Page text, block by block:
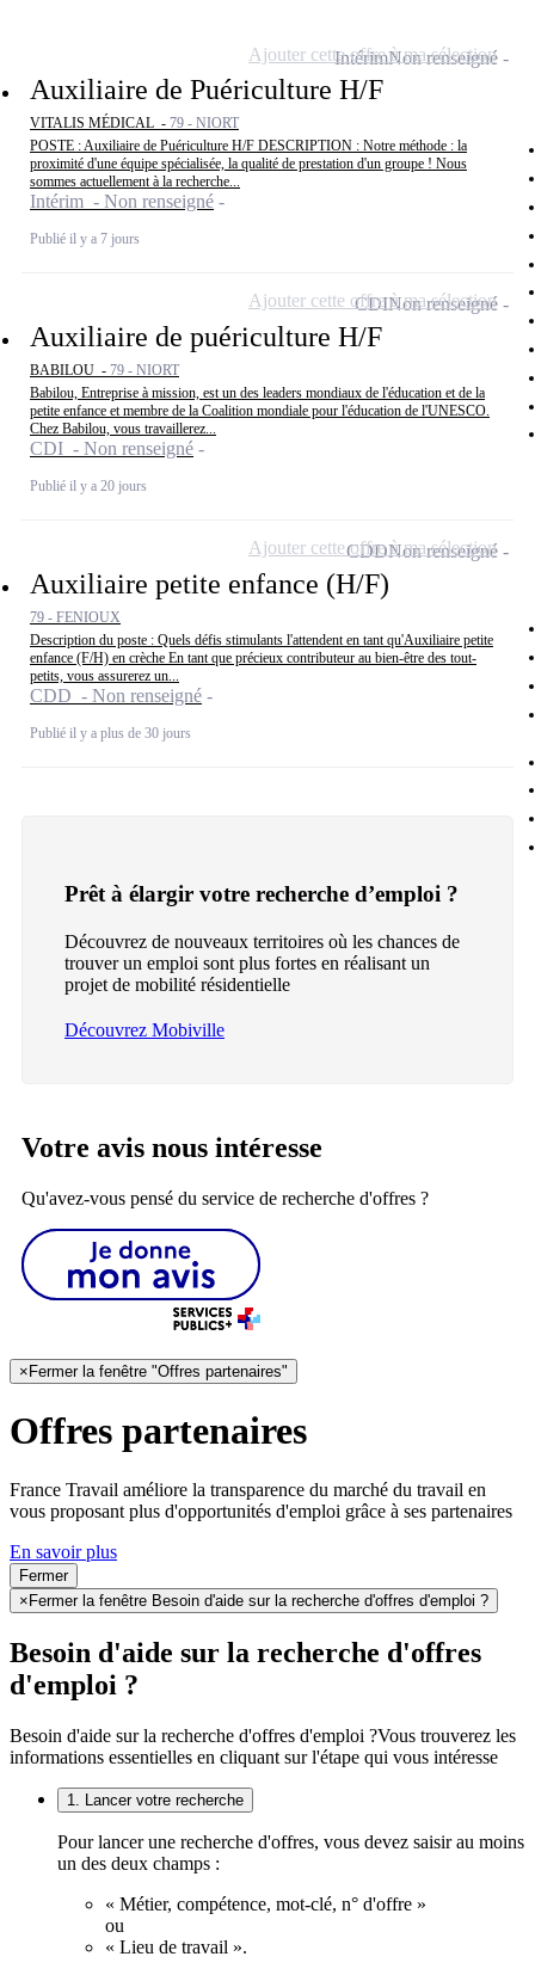
Auxiliaire de Puériculture H/F
VITALIS MÉDICAL - 79 - NIORT
POSTE : Auxiliaire de Puériculture H/F DESCRIPTION : Notre méthode : la
proximité d'une équipe spécialisée, la qualité de prestation d'un groupe ! Nous
sommes actuellement à la recherche...
Intérim - Non renseigné
Publié il y a 7 jours
IntérimNon renseigné
Ajouter cette offre à ma sélection
Auxiliaire de puériculture H/F
BABILOU - 79 - NIORT
Babilou, Entreprise à mission, est un des leaders mondiaux de l'éducation et de la
petite enfance et membre de la Coalition mondiale pour l'éducation de l'UNESCO.
Chez Babilou, vous travaillerez...
CDI - Non renseigné
Publié il y a 20 jours
CDINon renseigné
Ajouter cette offre à ma sélection
Auxiliaire petite enfance (H/F)
79 - FENIOUX
Description du poste : Quels défis stimulants l'attendent en tant qu'Auxiliaire petite
enfance (F/H) en crèche En tant que précieux contributeur au bien-être des tout-
petits, vous assurerez un...
CDD - Non renseigné
Publié il y a plus de 30 jours
CDDNon renseigné
Ajouter cette offre à ma sélection
Prêt à élargir votre recherche d’emploi ?
Découvrez de nouveaux territoires où les chances de
trouver un emploi sont plus fortes en réalisant un
projet de mobilité résidentielle
Découvrez Mobiville
Votre avis nous intéresse
Qu'avez-vous pensé du service de recherche d'offres ?
× Fermer la fenêtre "Offres partenaires"
Offres partenaires
France Travail améliore la transparence du marché du travail en
vous proposant plus d'opportunités d'emploi grâce à ses partenaires
En savoir plus
Fermer
×Fermer la fenêtre Besoin d'aide sur la recherche d'offres d'emploi ?
Besoin d'aide sur la recherche d'offres
d'emploi ?
Besoin d'aide sur la recherche d'offres d'emploi ?Vous trouverez les
informations essentielles en cliquant sur l'étape qui vous intéresse
1. Lancer votre recherche
Pour lancer une recherche d'offres, vous devez saisir au moins
un des deux champs :
« Métier, compétence, mot-clé, n° d'offre »
ou
« Lieu de travail ».